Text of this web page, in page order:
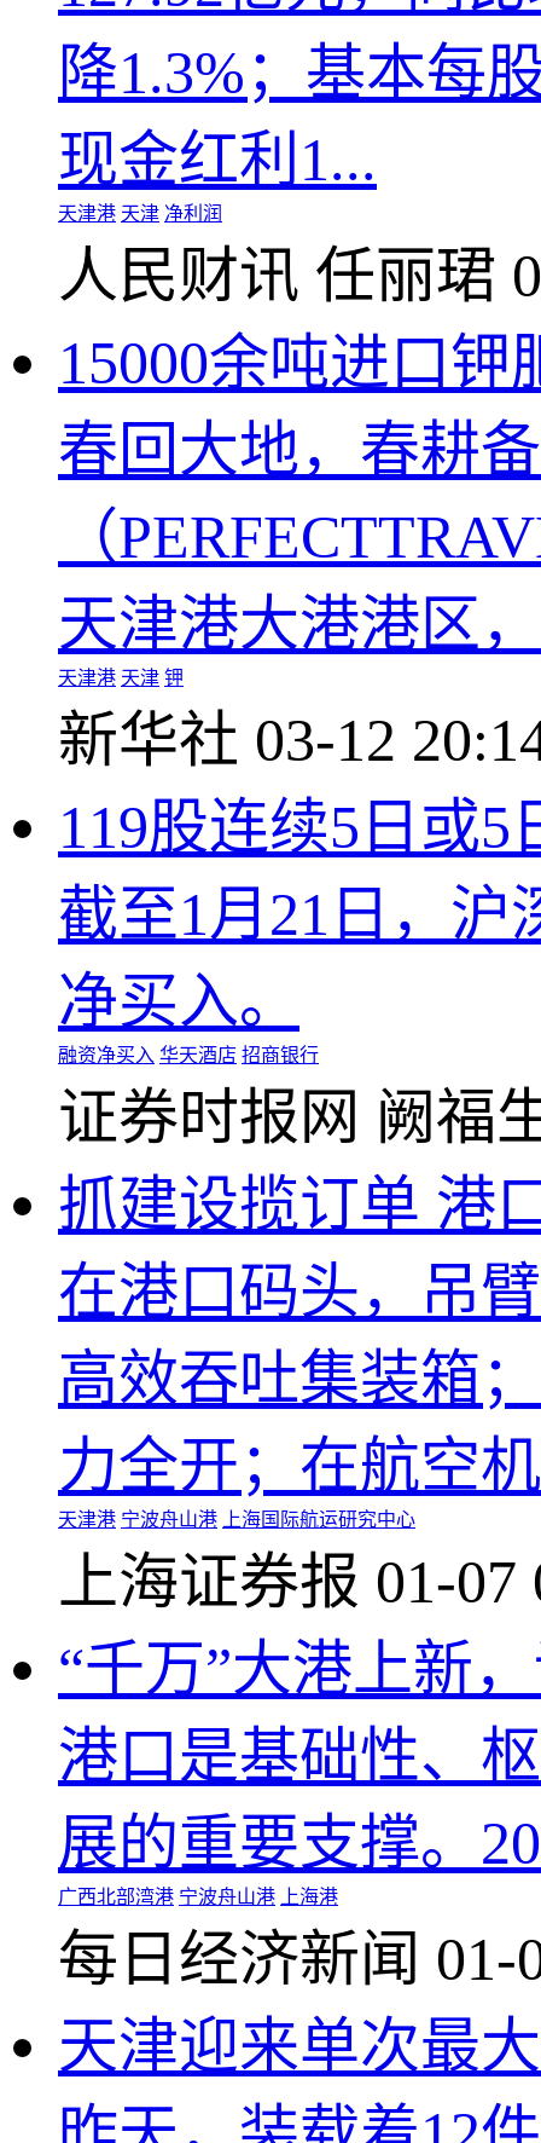
降1.3%；基本每
现金红利1...
天津港 天津 净利润
人民财讯 任丽珺
15000余吨进口
春回大地，春耕
（
天津港大港港区
天津港 天津 钾
新华社 03-12
119股连续5日或
截至1月21日，沪
净买入。
融资净买入 华天酒店 招商银行
证券时报网 阙福
抓建设揽订单 港
在港口码头，吊
高效吞吐集装箱
力全开；在航空
天津港 宁波舟山港 上海国际航运研究中心
上海证券报 01-07
“千万”大港上新
港口是基础性、
展的重要支撑。
广西北部湾港 宁波舟山港 上海港
每日经济新闻 01-
天津迎来单次最